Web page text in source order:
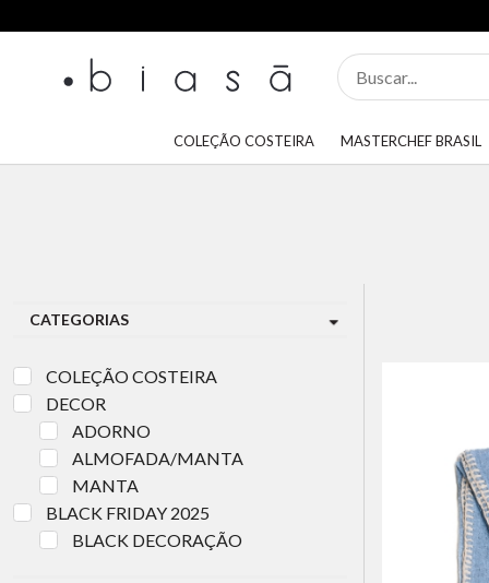
COLEÇÃO COSTEIRA MASTERCHEF BRASIL
CATEGORIAS
COLEÇÃO COSTEIRA
DECOR
ADORNO
ALMOFADA/MANTA
MANTA
BLACK FRIDAY 2025
BLACK DECORAÇÃO